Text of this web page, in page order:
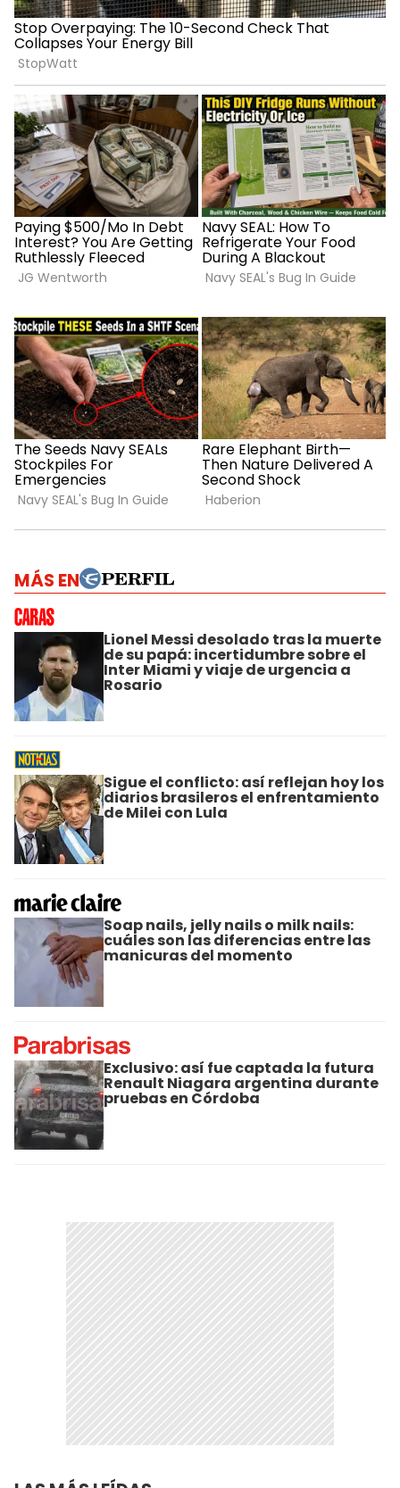
MÁS EN
Lionel Messi desolado tras la muerte
de su papá: incertidumbre sobre el
Inter Miami y viaje de urgencia a
Rosario
Sigue el conflicto: así reflejan hoy los
diarios brasileros el enfrentamiento
de Milei con Lula
Soap nails, jelly nails o milk nails:
cuáles son las diferencias entre las
manicuras del momento
Exclusivo: así fue captada la futura
Renault Niagara argentina durante
pruebas en Córdoba